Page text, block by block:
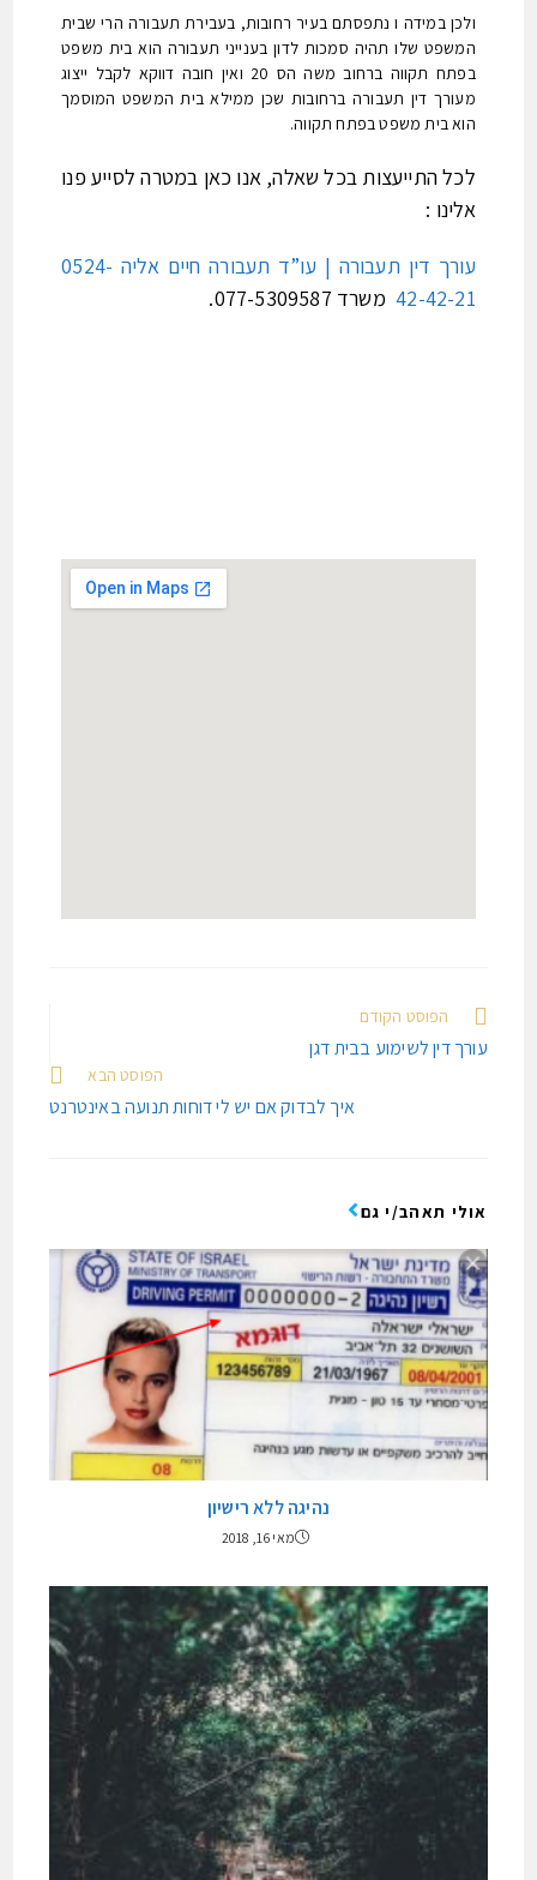
ולכן במידה ו נתפסתם בעיר רחובות, בעבירת תעבורה הרי שבית
המשפט שלו תהיה סמכות לדון בענייני תעבורה הוא בית משפט
בפתח תקווה ברחוב משה הס 20 ואין חובה דווקא לקבל ייצוג
מעורך דין תעבורה ברחובות שכן ממילא בית המשפט המוסמך
הוא בית משפט בפתח תקווה.
לכל התייעצות בכל שאלה, אנו כאן במטרה לסייע פנו
אלינו :
עורך דין תעבורה | עו”ד תעבורה חיים אליה 0524-
42-42-21משרד 077-5309587.
הפוסט הקודם
עורך דין לשימוע בבית דגן
הפוסט הבא
איך לבדוק אם יש לי דוחות תנועה באינטרנט
אולי תאהב/י גם
נהיגה ללא רישיון
מאי 16, 2018